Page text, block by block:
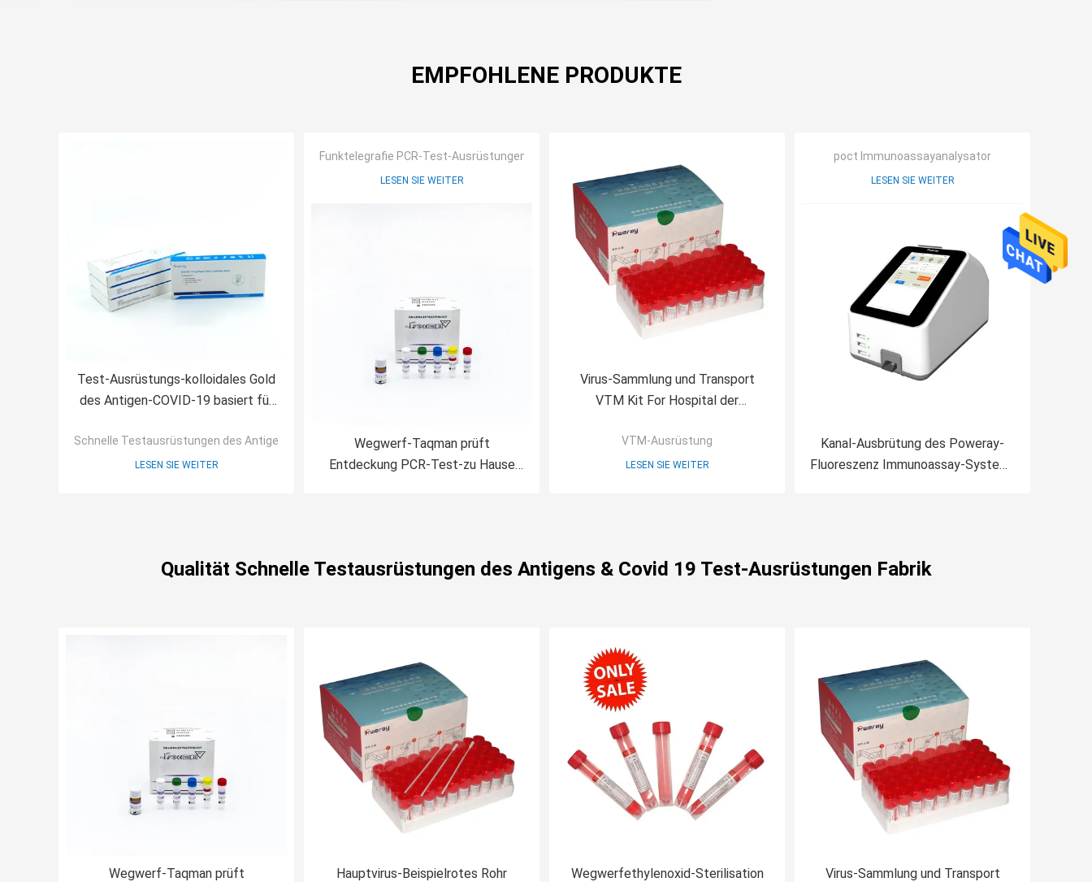
EMPFOHLENE PRODUKTE
Test-Ausrüstungs-kolloidales Gold
des Antigen-COVID-19 basiert für
Schnelle Testausrüstungen des Antigens
LESEN SIE WEITER
Funktelegrafie PCR-Test-Ausrüstungen
LESEN SIE WEITER
Wegwerf-Taqman prüft
Entdeckung PCR-Test-zu Hause
Virus-Sammlung und Transport
VTM Kit For Hospital der
VTM-Ausrüstung
LESEN SIE WEITER
poct Immunoassayanalysator
LESEN SIE WEITER
Kanal-Ausbrütung des Poweray-
Fluoreszenz Immunoassay-System-
Qualität Schnelle Testausrüstungen des Antigens & Covid 19 Test-Ausrüstungen Fabrik
Wegwerf-Taqman prüft
Hauptvirus-Beispielrotes Rohr
Wegwerfethylenoxid-Sterilisation
Virus-Sammlung und Transport